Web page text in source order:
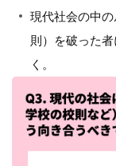
現代社会の中
則）を破った
く。